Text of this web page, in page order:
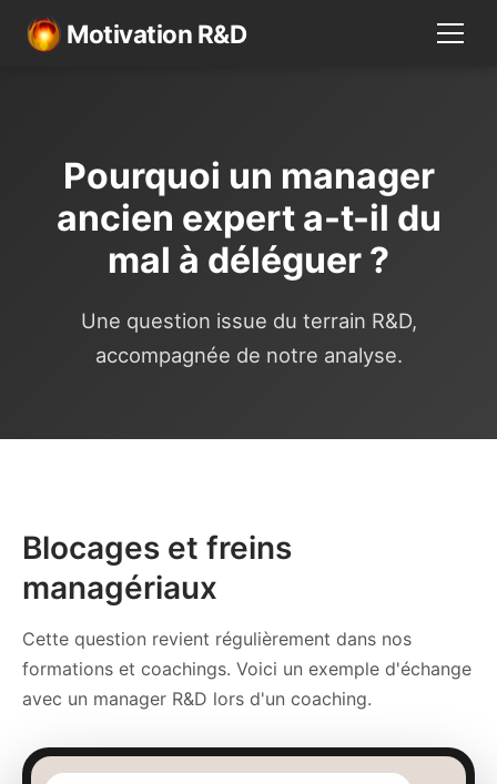
Motivation R&D
Pourquoi un manager
ancien expert a-t-il du
mal à déléguer ?
Une question issue du terrain R&D,
accompagnée de notre analyse.
Blocages et freins
managériaux
Cette question revient régulièrement dans nos
formations et coachings. Voici un exemple d'échange
avec un manager R&D lors d'un coaching.